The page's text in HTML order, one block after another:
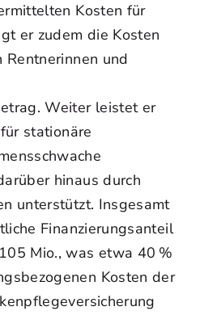
Kosten für
er zudem die Kosten
und
Weiter leistet er
stationäre
hinaus durch
unterstützt. Insgesamt
Finanzierungsanteil
Mio., was etwa 40 %
Kosten der